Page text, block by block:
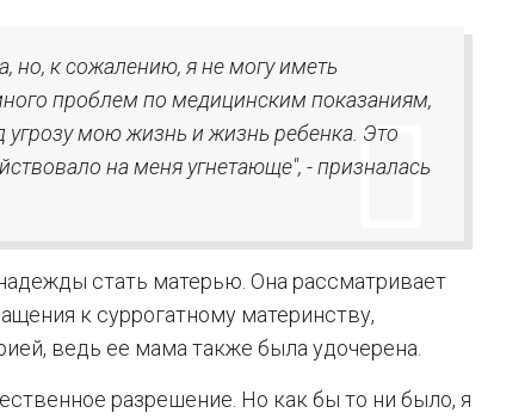
но, к сожалению, я не могу иметь
проблем по медицинским показаниям,
угрозу мою жизнь и жизнь ребенка. Это
на меня угнетающе", - призналась
стать матерью. Она рассматривает
к суррогатному материнству,
ведь ее мама также была удочерена.
разрешение. Но как бы то ни было, я